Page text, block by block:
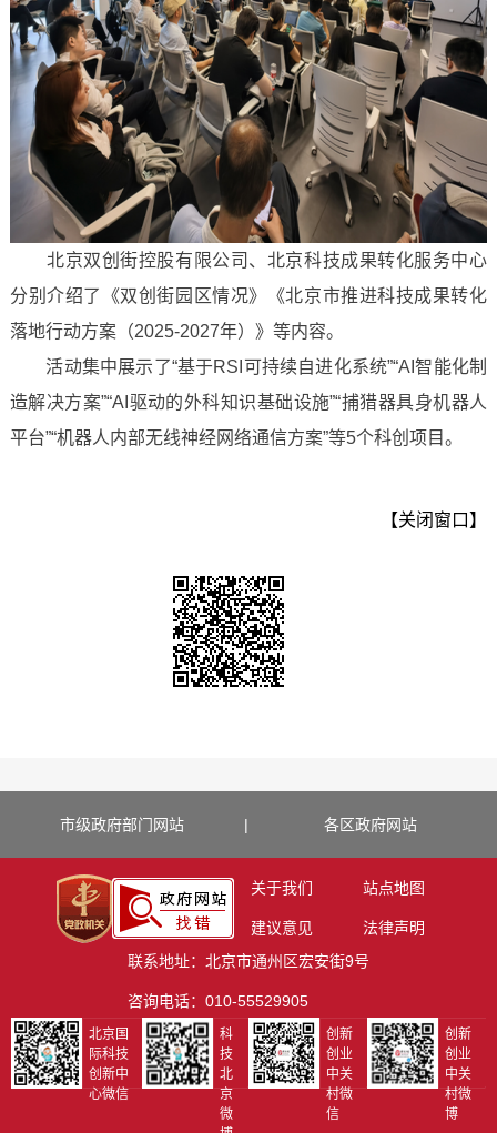
北京双创街控股有限公司、北京科技成果转化服务中心
分别介绍了《双创街园区情况》《北京市推进科技成果转化
落地行动方案（2025-2027年）》等内容。
活动集中展示了“基于RSI可持续自进化系统”“AI智能化制
造解决方案”“AI驱动的外科知识基础设施”“捕猎器具身机器人
平台”“机器人内部无线神经网络通信方案”等5个科创项目。
【关闭窗口】
市级政府部门网站 | 各区政府网站
关于我们 站点地图
建议意见
法律声明
联系地址：北京市通州区宏安街9号
咨询电话：010-55529905
北京国
际科技
创新中
心微信
科
技
北
京
微
创新
创业
中关
村微
信
创新
创业
中关
村微
博